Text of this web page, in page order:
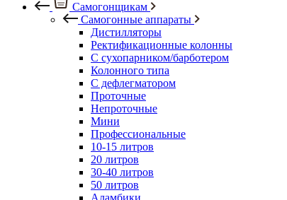
Самогонщикам
Самогонные аппараты
Дистилляторы
Ректификационные колонны
С сухопарником/барботером
Колонного типа
С дефлегматором
Проточные
Непроточные
Мини
Профессиональные
10-15 литров
20 литров
30-40 литров
50 литров
Аламбики